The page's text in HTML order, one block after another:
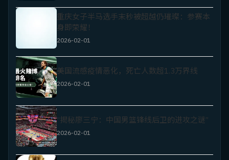
重庆女子半马选手末秒被超越仍璀璨：参赛本
身即荣耀！
2026-02-01
美国流感疫情恶化，死亡人数超1.3万界线
2026-02-01
“揭秘廖三宁：中国男篮锋线后卫的进攻之谜”
2026-02-01